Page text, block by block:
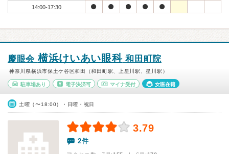
14:00-17:30
慶眼会 横浜けいあい眼科和田町院
神奈川県横浜市保土ケ谷区和田（和田町駅、上星川駅、星川駅）
駐車場あり 電子決済可 マイナ受付 女医在籍
土曜（〜18:00）・日曜・祝日
3.79
2件